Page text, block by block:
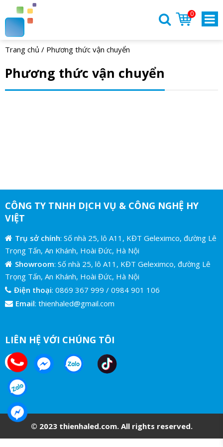
0
Trang chủ / Phương thức vận chuyển
Phương thức vận chuyển
CÔNG TY TNHH DỊCH VỤ & CÔNG NGHỆ HY
VIỆT
Trụ sở chính: Số nhà 25, lô A11, KĐT Geleximco, đường Lê
Trọng Tấn, An Khánh, Hoài Đức, Hà Nội
Showroom: Số nhà 25, lô A11, KĐT Geleximco, đường Lê
Trọng Tấn, An Khánh, Hoài Đức, Hà Nội
Điện thoại: 0869 367 999 / 0984 901 106
Email: thienhaled@gmail.com
LIÊN HỆ VỚI CHÚNG TÔI
© 2023 thienhaled.com. All rights reserved.